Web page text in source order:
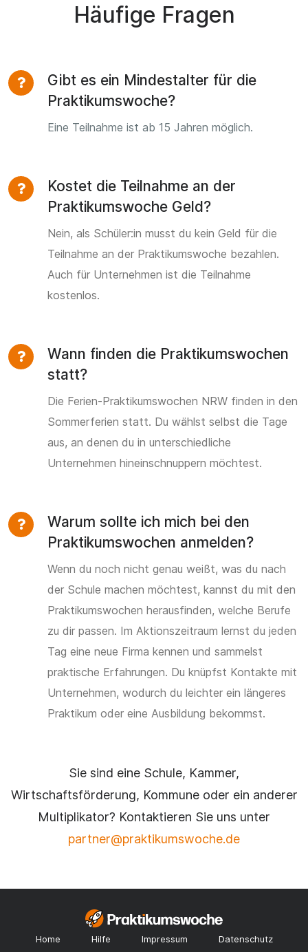
Häufige Fragen
Gibt es ein Mindestalter für die
Praktikumswoche?
Eine Teilnahme ist ab 15 Jahren möglich.
Kostet die Teilnahme an der
Praktikumswoche Geld?
Nein, als Schüler:in musst du kein Geld für die
Teilnahme an der Praktikumswoche bezahlen.
Auch für Unternehmen ist die Teilnahme
kostenlos.
Wann finden die Praktikumswochen
statt?
Die Ferien-Praktikumswochen NRW finden in den
Sommerferien statt. Du wählst selbst die Tage
aus, an denen du in unterschiedliche
Unternehmen hineinschnuppern möchtest.
Warum sollte ich mich bei den
Praktikumswochen anmelden?
Wenn du noch nicht genau weißt, was du nach
der Schule machen möchtest, kannst du mit den
Praktikumswochen herausfinden, welche Berufe
zu dir passen. Im Aktionszeitraum lernst du jeden
Tag eine neue Firma kennen und sammelst
praktische Erfahrungen. Du knüpfst Kontakte mit
Unternehmen, wodurch du leichter ein längeres
Praktikum oder eine Ausbildung bekommst.
Sie sind eine Schule, Kammer,
Wirtschaftsförderung, Kommune oder ein anderer
Multiplikator? Kontaktieren Sie uns unter
partner@praktikumswoche.de
Home Hilfe Impressum Datenschutz